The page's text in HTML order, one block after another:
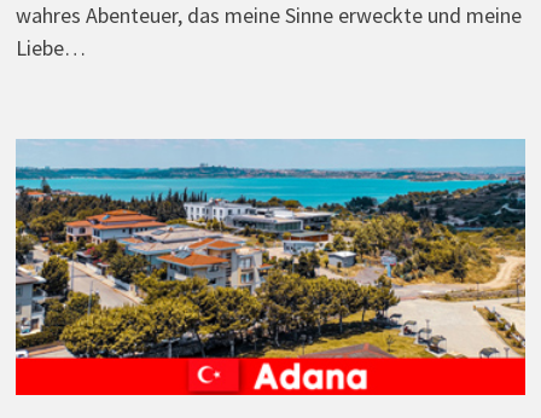
wahres Abenteuer, das meine Sinne erweckte und meine
Liebe…